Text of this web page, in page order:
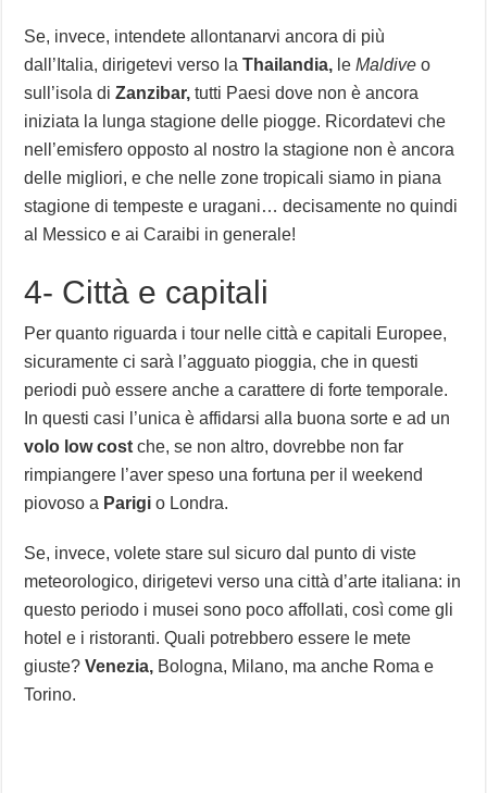
Se, invece, intendete allontanarvi ancora di più
dall’Italia, dirigetevi verso laThailandia, leMaldive o
sull’isola diZanzibar, tutti Paesi dove non è ancora
iniziata la lunga stagione delle piogge. Ricordatevi che
nell’emisfero opposto al nostro la stagione non è ancora
delle migliori, e che nelle zone tropicali siamo in piana
stagione di tempeste e uragani… decisamente no quindi
al Messico e ai Caraibi in generale!
4- Città e capitali
Per quanto riguarda i tour nelle città e capitali Europee,
sicuramente ci sarà l’agguato pioggia, che in questi
periodi può essere anche a carattere di forte temporale.
In questi casi l’unica è affidarsi alla buona sorte e ad un
volo low cost che, se non altro, dovrebbe non far
rimpiangere l’aver speso una fortuna per il weekend
piovoso a Parigi o Londra.
Se, invece, volete stare sul sicuro dal punto di viste
meteorologico, dirigetevi verso una città d’arte italiana: in
questo periodo i musei sono poco affollati, così come gli
hotel e i ristoranti. Quali potrebbero essere le mete
giuste?Venezia, Bologna, Milano, ma anche Roma e
Torino.